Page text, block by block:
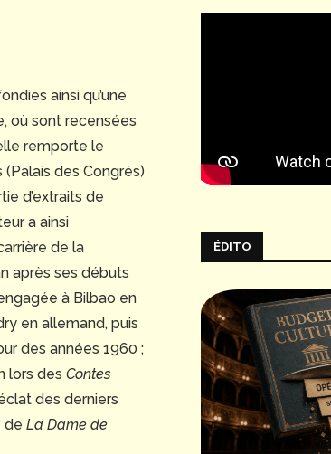
ainsi qu’une
où sont recensées
remporte le
(Palais des Congrès)
d’extraits de
a ainsi
de la
après ses débuts
à Bilbao en
en allemand, puis
des années 1960 ;
lors des Contes
des derniers
de La Dame de
ÉDITO